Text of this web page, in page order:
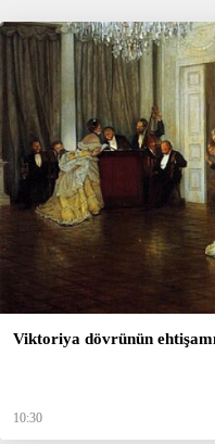
Viktoriya dövrünün
10:30